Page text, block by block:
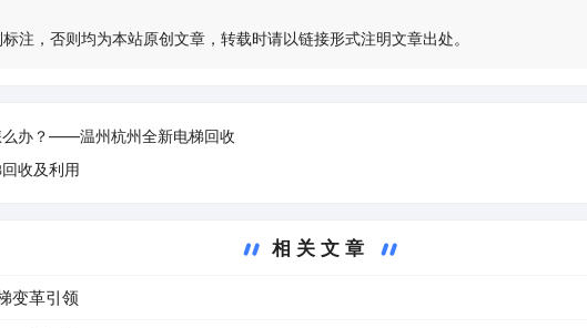
注，否则均为本站原创文章，转载时请以链接形式注明文章出处。
么办？——温州杭州全新电梯回收
收及利用
相关文章
电梯变革引领